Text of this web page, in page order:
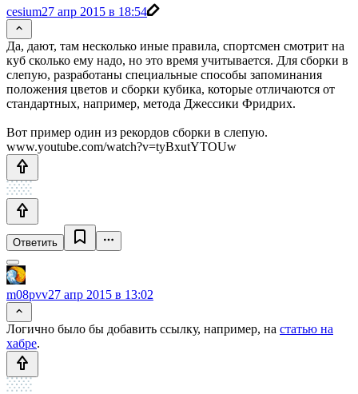
cesium27 апр 2015 в 18:54
Да, дают, там несколько иные правила, спортсмен смотрит на
куб сколько ему надо, но это время учитывается. Для сборки в
слепую, разработаны специальные способы запоминания
положения цветов и сборки кубика, которые отличаются от
стандартных, например, метода Джессики Фридрих.
Вот пример один из рекордов сборки в слепую.
www.youtube.com/watch?v=tyBxutYTOUw
Ответить
m08pvv27 апр 2015 в 13:02
Логично было бы добавить ссылку, например, на статью на
хабре.